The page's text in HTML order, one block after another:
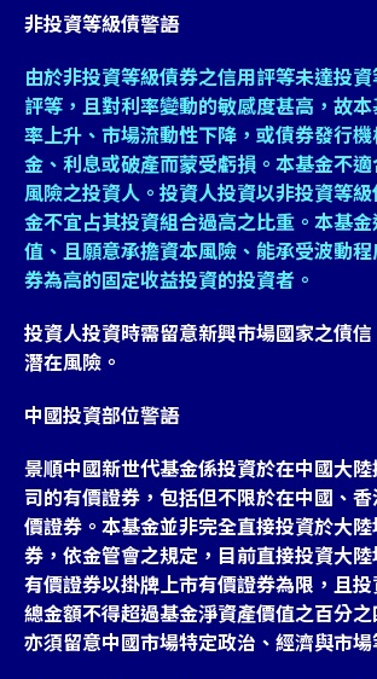
非投資等級債警語
由於非投資等級債券之信用評等未達投
評等，且對利率變動的敏感度甚高，故
率上升、市場流動性下降，或債券發行
金、利息或破產而蒙受虧損。本基金不
風險之投資人。投資人投資以非投資等
金不宜占其投資組合過高之比重。本基
值、且願意承擔資本風險、能承受波動
券為高的固定收益投資的投資者。
投資人投資時需留意新興市場國家之債
潛在風險。
中國投資部位警語
景順中國新世代基金係投資於在中國大
司的有價證券，包括但不限於在中國、
價證券。本基金並非完全直接投資於大
券，依金管會之規定，目前直接投資大
有價證券以掛牌上市有價證券為限，且
總金額不得超過基金淨資產價值之百分
亦須留意中國市場特定政治、經濟與市場